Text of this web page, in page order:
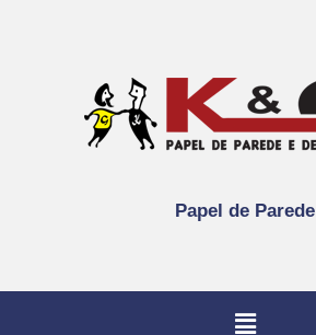
Papel de Parede